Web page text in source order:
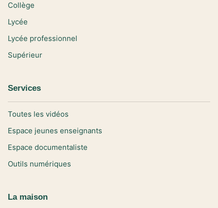
Collège
Lycée
Lycée professionnel
Supérieur
Services
Toutes les vidéos
Espace jeunes enseignants
Espace documentaliste
Outils numériques
La maison